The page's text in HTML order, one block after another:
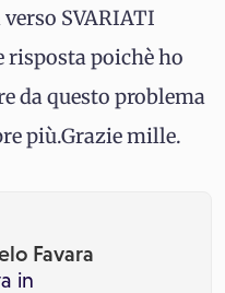
SVARIATI
poichè ho
da questo problema
più.Grazie mille.
Favara
in